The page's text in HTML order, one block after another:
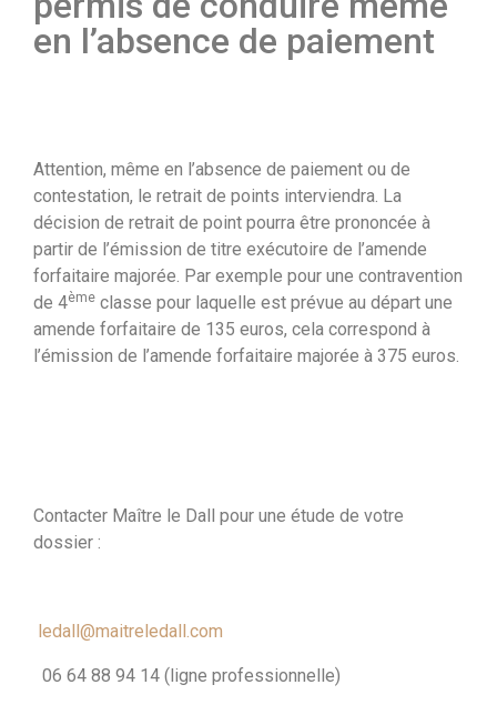
en l’absence de paiement
Attention, même en l’absence de paiement ou de
contestation, le retrait de points interviendra. La
décision de retrait de point pourra être prononcée à
partir de l’émission de titre exécutoire de l’amende
forfaitaire majorée. Par exemple pour une contravention
de 4ème classe pour laquelle est prévue au départ une
amende forfaitaire de 135 euros, cela correspond à
l’émission de l’amende forfaitaire majorée à 375 euros.
Contacter Maître le Dall pour une étude de votre
dossier :
ledall@maitreledall.com
06 64 88 94 14 (ligne professionnelle)